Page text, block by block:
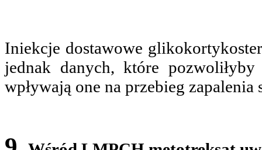
Iniekcje dostawowe
jednak danych, które
wpływają one na przebieg zapalenia